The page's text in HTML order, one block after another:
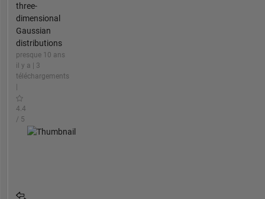
three-
dimensional
Gaussian
distributions
presque 10 ans
il y a | 3
téléchargements
4.4
/ 5